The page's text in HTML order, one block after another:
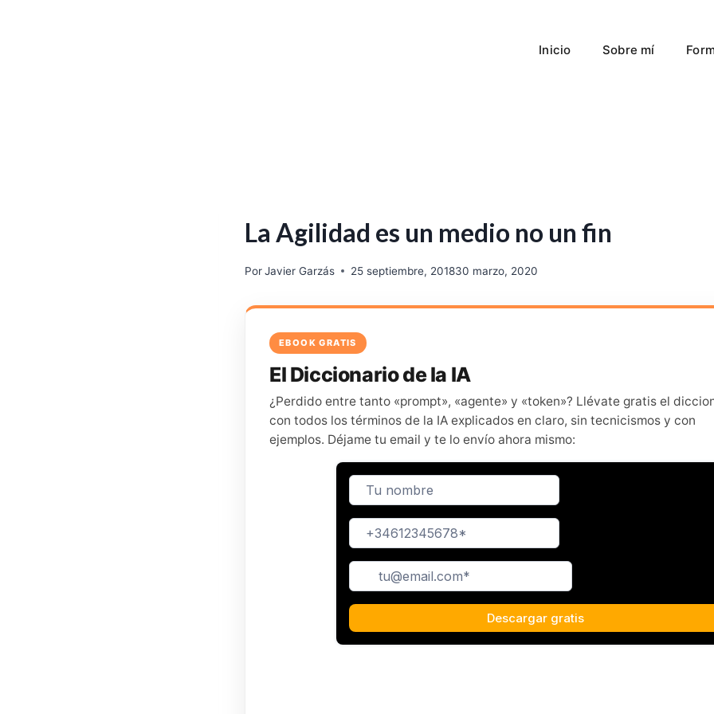
Inicio Sobre mí
La Agilidad es un medio no un fin
PorJavier Garzás 25 septiembre, 201830 marzo, 2020
EBOOK GRATIS
El Diccionario de la IA
¿Perdido entre tanto «prompt», «agente» y «token»? Llévate gratis el
con todos los términos de la IA explicados en claro, sin tecnicismos y con
ejemplos. Déjame tu email y te lo envío ahora mismo: